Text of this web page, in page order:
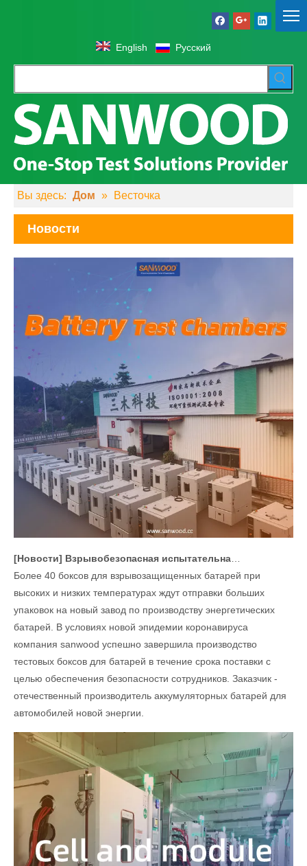
English Pусский
Вы здесь: Дом » Весточка
Новости
[Новости] Взрывобезопасная испытательная камера температуры аккумуляторной батареи отправлена на завод по производству аккумуляторных батарей
Более 40 боксов для взрывозащищенных батарей при
высоких и низких температурах ждут отправки больших
упаковок на новый завод по производству энергетических
батарей. В условиях новой эпидемии коронавируса
компания sanwood успешно завершила производство
тестовых боксов для батарей в течение срока поставки с
целью обеспечения безопасности сотрудников. Заказчик -
отечественный производитель аккумуляторных батарей для
автомобилей новой энергии.